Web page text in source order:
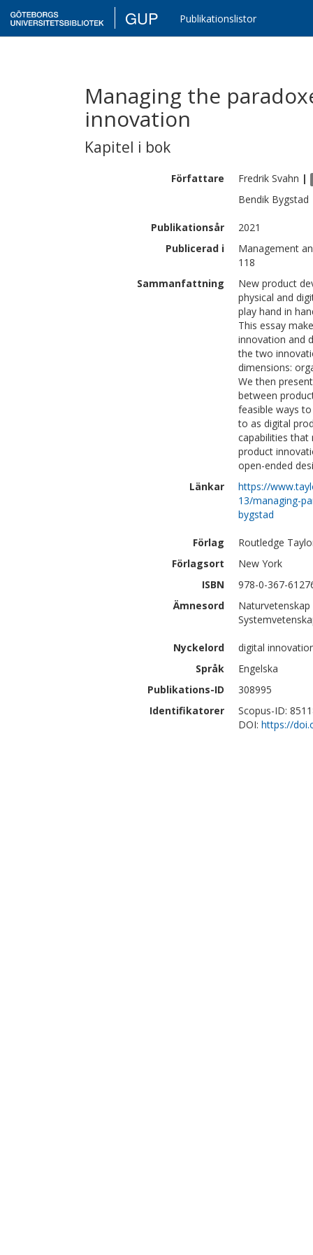
GUP Publikationslistor
Managing the
innovation
Kapitel i bok
Författare Fredrik Svahn |
Bendik Bygstad
Publikationsår
2021
Publicerad i
Management
118
Sammanfattning
New product
physical and
play hand in
This essay
innovation and
the two
dimensions:
We then
between
feasible ways
to as digital
capabilities
product
open-ended
Länkar
https://
13/managing-
bygstad
Förlag
Routledge
Förlagsort
New York
ISBN
978-0-367-
Ämnesord
Nyckelord
digital
Språk
Engelska
Publikations-ID
308995
Identifikatorer
Scopus-ID:
DOI: https://